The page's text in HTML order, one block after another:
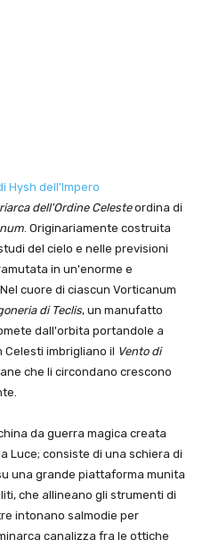
Hysh dell’Impero
dell'Ordine Celesteordina di
. Originariamente costruita
del cielo e nelle previsioni
in un'enorme e
cuore di ciascun Vorticanum
di Teclis, un manufatto
dall'orbita portandole a
Celesti imbrigliano il Vento di
che li circondano crescono
da guerra magica creata
Luce; consiste di una schiera di
una grande piattaforma munita
che allineano gli strumenti di
intonano salmodie per
canalizza fra le ottiche